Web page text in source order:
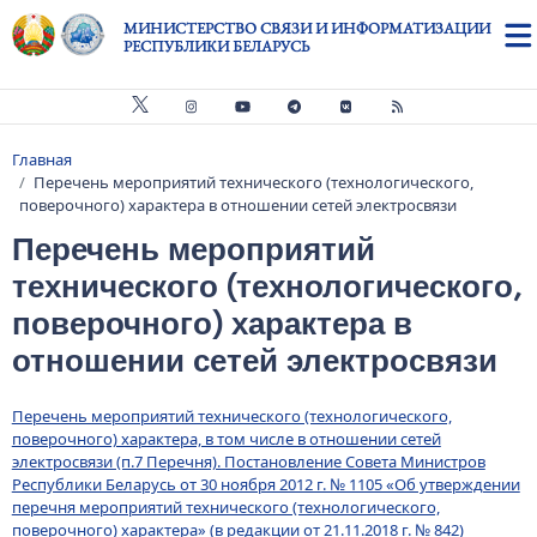
Перейти к основному содержанию
МИНИСТЕРСТВО СВЯЗИ И ИНФОРМАТИЗАЦИИ
РЕСПУБЛИКИ БЕЛАРУСЬ
Строка навигации
Главная
Перечень мероприятий технического (технологического,
поверочного) характера в отношении сетей электросвязи
Перечень мероприятий
технического (технологического,
поверочного) характера в
отношении сетей электросвязи
Перечень мероприятий технического (технологического,
поверочного) характера, в том числе в отношении сетей
электросвязи (п.7 Перечня). Постановление Совета Министров
Республики Беларусь от 30 ноября 2012 г. № 1105 «Об утверждении
перечня мероприятий технического (технологического,
поверочного) характера» (в редакции от 21.11.2018 г. № 842)